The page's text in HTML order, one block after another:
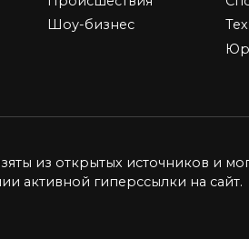
0
Шоу-бизнес
из открытых источников и
активной гиперссылки на сайт.